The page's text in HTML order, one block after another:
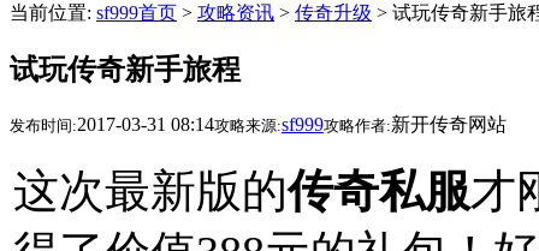
当前位置: sf999首页 > 攻略资讯 > 传奇升级 > 试玩传奇新手旅
试玩传奇新手旅程
发布时间:2017-03-31 08:14攻略来源:sf999攻略作者:新开传奇网站
这次最新版的传奇私服才